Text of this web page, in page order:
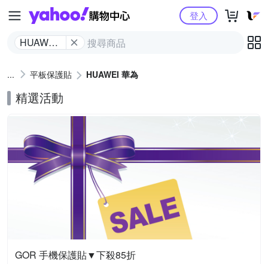
Yahoo購物中心
HUAWEI
登入
平板保護貼 HUAWEI 華為
精選活動
GOR 手機保護貼▼下殺85折